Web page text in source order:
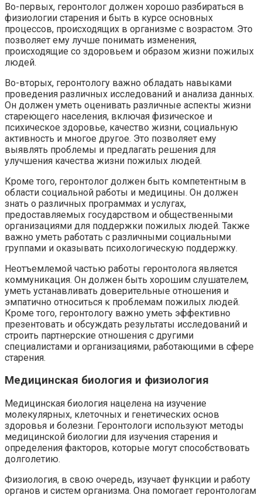
Во-первых, геронтолог должен хорошо разбираться в
физиологии старения и быть в курсе основных
процессов, происходящих в организме с возрастом. Это
позволяет ему лучше понимать изменения,
происходящие со здоровьем и образом жизни пожилых
людей.
Во-вторых, геронтологу важно обладать навыками
проведения различных исследований и анализа данных.
Он должен уметь оценивать различные аспекты жизни
стареющего населения, включая физическое и
психическое здоровье, качество жизни, социальную
активность и многое другое. Это позволяет ему
выявлять проблемы и предлагать решения для
улучшения качества жизни пожилых людей.
Кроме того, геронтолог должен быть компетентным в
области социальной работы и медицины. Он должен
знать о различных программах и услугах,
предоставляемых государством и общественными
организациями для поддержки пожилых людей. Также
важно уметь работать с различными социальными
группами и оказывать психологическую поддержку.
Неотъемлемой частью работы геронтолога является
коммуникация. Он должен быть хорошим слушателем,
уметь устанавливать доверительные отношения и
эмпатично относиться к проблемам пожилых людей.
Кроме того, геронтологу важно уметь эффективно
презентовать и обсуждать результаты исследований и
строить партнерские отношения с другими
специалистами и организациями, работающими в сфере
старения.
Медицинская биология и физиология
Медицинская биология нацелена на изучение
молекулярных, клеточных и генетических основ
здоровья и болезни. Геронтологи используют методы
медицинской биологии для изучения старения и
определения факторов, которые могут способствовать
долголетию.
Физиология, в свою очередь, изучает функции и работу
органов и систем организма. Она помогает геронтологам